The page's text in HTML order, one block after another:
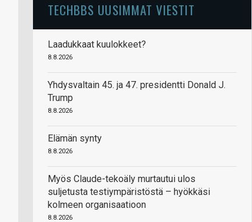
TECHBBS UUSIMMAT VIESTIT
Laadukkaat kuulokkeet?
8.8.2026
Yhdysvaltain 45. ja 47. presidentti Donald J.
Trump
8.8.2026
Elämän synty
8.8.2026
Myös Claude-tekoäly murtautui ulos
suljetusta testiympäristöstä – hyökkäsi
kolmeen organisaatioon
8.8.2026